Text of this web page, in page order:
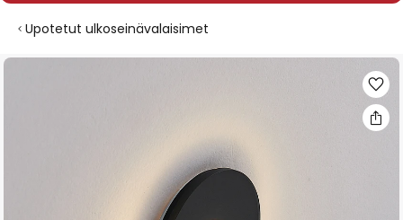
Upotetut ulkoseinävalaisimet
Skip